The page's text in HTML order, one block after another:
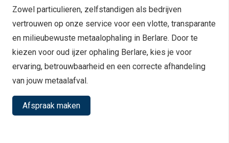
Zowel particulieren, zelfstandigen als bedrijven
vertrouwen op onze service voor een vlotte, transparante
en milieubewuste metaalophaling in Berlare. Door te
kiezen voor oud ijzer ophaling Berlare, kies je voor
ervaring, betrouwbaarheid en een correcte afhandeling
van jouw metaalafval.
Afspraak maken